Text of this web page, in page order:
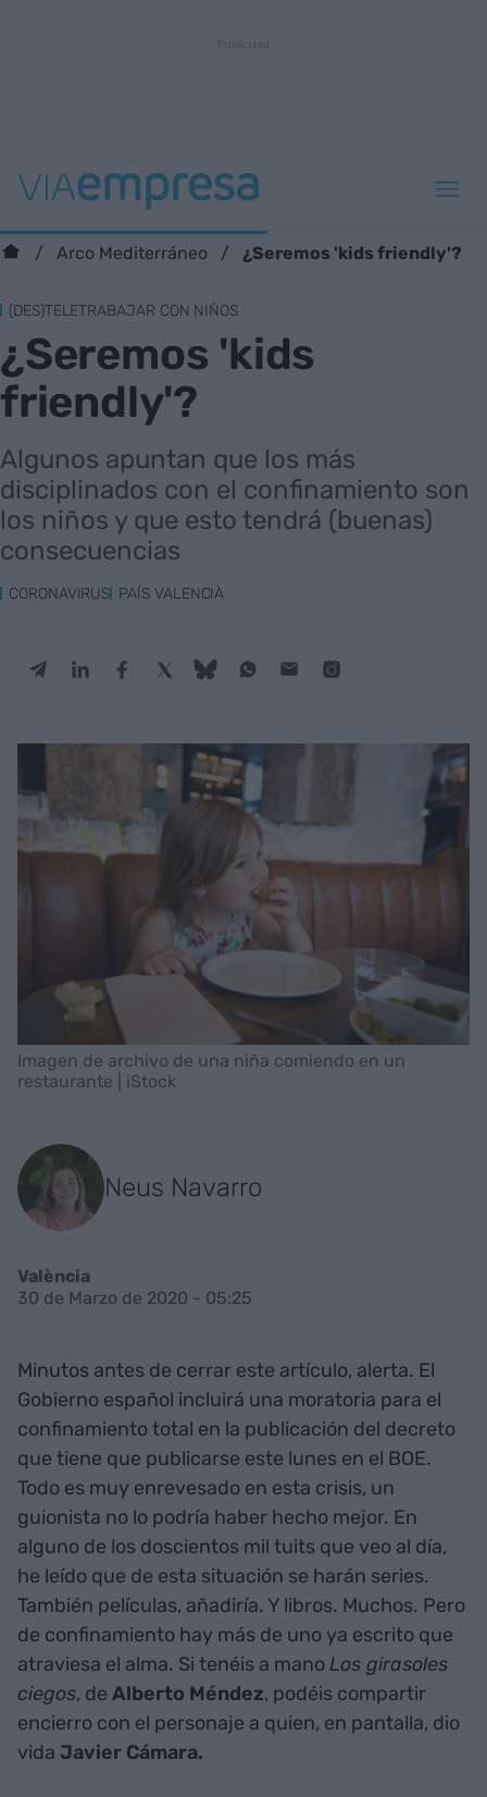
Arco Mediterráneo ¿Seremos 'kids friendly'?
(DES)TELETRABAJAR CON NIÑOS
¿Seremos 'kids
friendly'?
Algunos apuntan que los más
disciplinados con el confinamiento son
los niños y que esto tendrá (buenas)
consecuencias
CORONAVIRUS PAÍS VALENCIÀ
Imagen de archivo de una niña comiendo en un
restaurante | iStock
Neus Navarro
València
30 de Marzo de 2020 - 05:25
Minutos antes de cerrar este artículo, alerta. El
Gobierno español incluirá una moratoria para el
confinamiento total en la publicación del decreto
que tiene que publicarse este lunes en el BOE.
Todo es muy enrevesado en esta crisis, un
guionista no lo podría haber hecho mejor. En
alguno de los doscientos mil tuits que veo al día,
he leído que de esta situación se harán series.
También películas, añadiría. Y libros. Muchos. Pero
de confinamiento hay más de uno ya escrito que
atraviesa el alma. Si tenéis a manoLos girasoles
ciegos, de Alberto Méndez, podéis compartir
encierro con el personaje a quien, en pantalla, dio
vida Javier Cámara.